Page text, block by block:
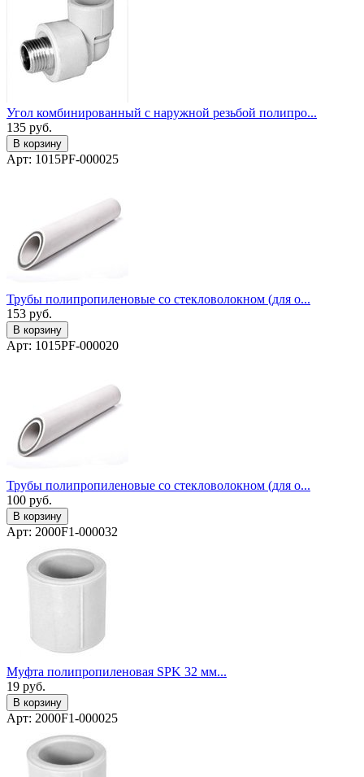
Угол комбинированный с наружной резьбой полипро...
135 руб.
В корзину
Арт: 1015PF-000025
Трубы полипропиленовые со стекловолокном (для о...
153 руб.
В корзину
Арт: 1015PF-000020
Трубы полипропиленовые со стекловолокном (для о...
100 руб.
В корзину
Арт: 2000F1-000032
Муфта полипропиленовая SPK 32 мм...
19 руб.
В корзину
Арт: 2000F1-000025